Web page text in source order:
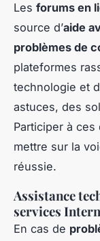
Les forums en
source d’aide
problèmes de
plateformes
technologie et
astuces, des
Participer à
mettre sur la
réussie.
Assistance
services
En cas de